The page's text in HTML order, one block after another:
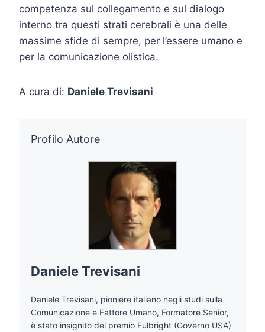
competenza sul collegamento e sul dialogo
interno tra questi strati cerebrali è una delle
massime sfide di sempre, per l’essere umano e
per la comunicazione olistica.
A cura di: Daniele Trevisani
Profilo Autore
Daniele Trevisani
Daniele Trevisani, pioniere italiano negli studi sulla
Comunicazione e Fattore Umano, Formatore Senior,
è stato insignito del premio Fulbright (Governo USA)